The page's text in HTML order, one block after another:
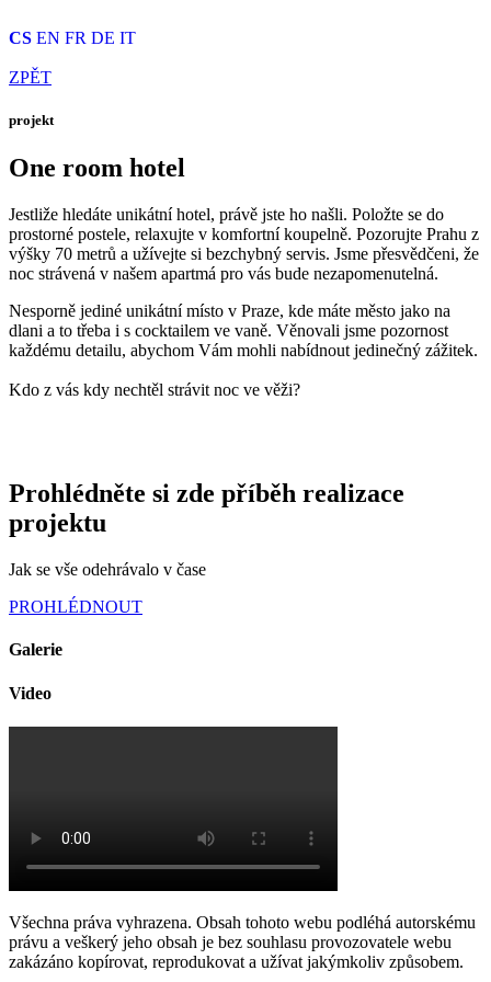
CS EN FR DE IT
ZPĚT
projekt
One room hotel
Jestliže hledáte unikátní hotel, právě jste ho našli. Položte se do
prostorné postele, relaxujte v komfortní koupelně. Pozorujte Prahu z
výšky 70 metrů a užívejte si bezchybný servis. Jsme přesvědčeni, že
noc strávená v našem apartmá pro vás bude nezapomenutelná.
Nesporně jediné unikátní místo v Praze, kde máte město jako na
dlani a to třeba i s cocktailem ve vaně. Věnovali jsme pozornost
každému detailu, abychom Vám mohli nabídnout jedinečný zážitek.
Kdo z vás kdy nechtěl strávit noc ve věži?
Prohlédněte si zde příběh realizace
projektu
Jak se vše odehrávalo v čase
PROHLÉDNOUT
Galerie
Video
Všechna práva vyhrazena. Obsah tohoto webu podléhá autorskému
právu a veškerý jeho obsah je bez souhlasu provozovatele webu
zakázáno kopírovat, reprodukovat a užívat jakýmkoliv způsobem.